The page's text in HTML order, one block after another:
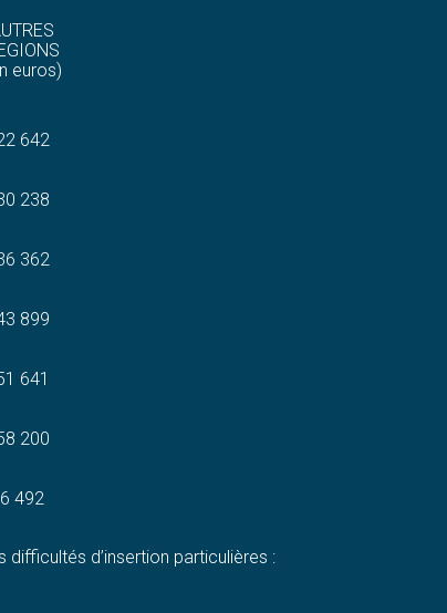
euros)
642
238
362
899
641
200
6 492
d’insertion particulières :